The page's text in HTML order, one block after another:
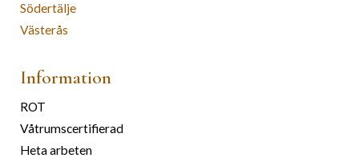
Södertälje
Västerås
Information
ROT
Våtrumscertifierad
Heta arbeten